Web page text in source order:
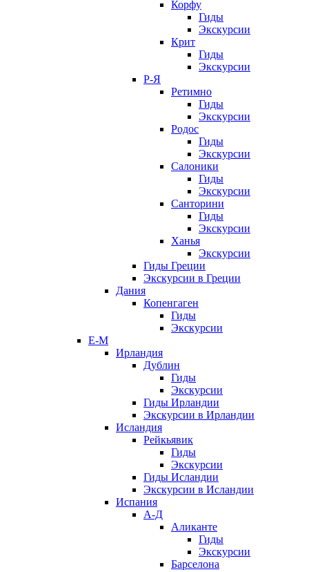
Корфу
Гиды
Экскурсии
Крит
Гиды
Экскурсии
Р-Я
Ретимно
Гиды
Экскурсии
Родос
Гиды
Экскурсии
Салоники
Гиды
Экскурсии
Санторини
Гиды
Экскурсии
Ханья
Экскурсии
Гиды Греции
Экскурсии в Греции
Дания
Копенгаген
Гиды
Экскурсии
Е-М
Ирландия
Дублин
Гиды
Экскурсии
Гиды Ирландии
Экскурсии в Ирландии
Исландия
Рейкьявик
Гиды
Экскурсии
Гиды Исландии
Экскурсии в Исландии
Испания
А-Д
Аликанте
Гиды
Экскурсии
Барселона